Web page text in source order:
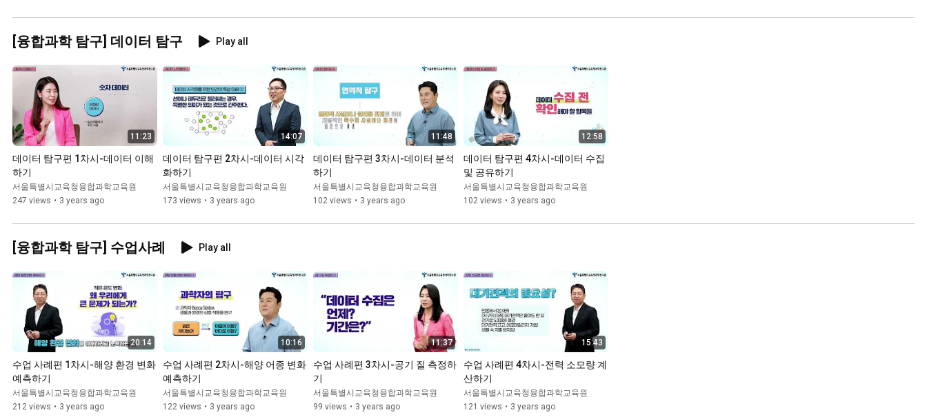
[융합과학 탐구] 데이터 탐구 Play all
11:23
데이터 탐구편 1차시-데이터 이해
하기
서울특별시교육청융합과학교육원
247 views • 3 years ago
14:07
데이터 탐구편 2차시-데이터 시각
화하기
서울특별시교육청융합과학교육원
173 views • 3 years ago
11:48
데이터 탐구편 3차시-데이터 분석
하기
서울특별시교육청융합과학교육원
102 views • 3 years ago
12:58
데이터 탐구편 4차시-데이터 수집
및 공유하기
서울특별시교육청융합과학교육원
102 views • 3 years ago
[융합과학 탐구] 수업사례 Play all
20:14
수업 사례편 1차시-해양 환경 변화
예측하기
서울특별시교육청융합과학교육원
212 views • 3 years ago
10:16
수업 사례편 2차시-해양 어종 변화
예측하기
서울특별시교육청융합과학교육원
122 views • 3 years ago
11:37
수업 사례편 3차시-공기 질 측정하
기
서울특별시교육청융합과학교육원
99 views • 3 years ago
15:43
수업 사례편 4차시-전력 소모량 계
산하기
서울특별시교육청융합과학교육원
121 views • 3 years ago